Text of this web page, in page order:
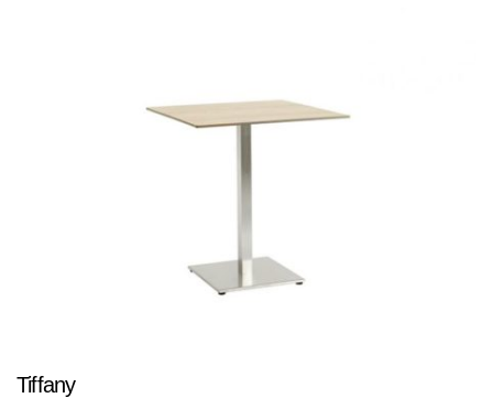
Tiffany